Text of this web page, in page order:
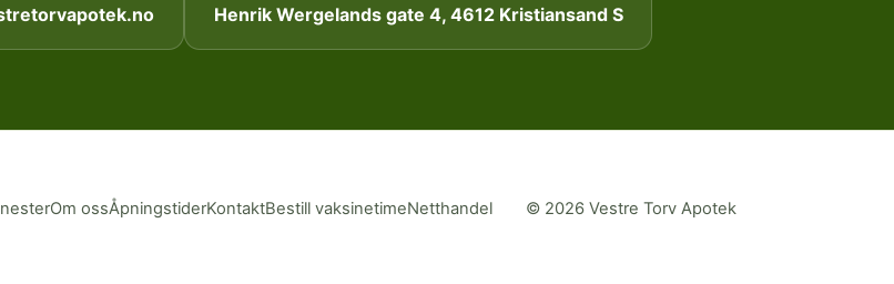
Henrik Wergelands gate 4, 4612 Kristiansand S
Om ossÅpningstiderKontaktBestill vaksinetimeNetthandel © 2026 Vestre Torv Apotek